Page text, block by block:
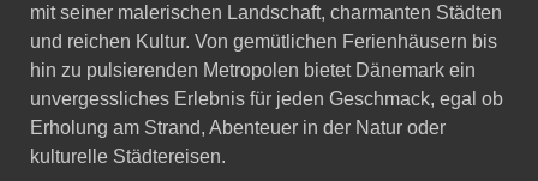
mit seiner malerischen Landschaft, charmanten Städten
und reichen Kultur. Von gemütlichen Ferienhäusern bis
hin zu pulsierenden Metropolen bietet Dänemark ein
unvergessliches Erlebnis für jeden Geschmack, egal ob
Erholung am Strand, Abenteuer in der Natur oder
kulturelle Städtereisen.